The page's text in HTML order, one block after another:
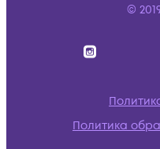
©
Политика